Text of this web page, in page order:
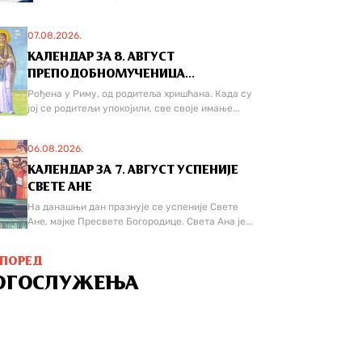
07.08.2026.
КАЛЕНДАР ЗА 8. АВГУСТ
ПРЕПОДОБНОМУЧЕНИЦА...
Рођена у Риму, од родитеља хришћана. Када су
јој се родитељи упокојили, све своје имање...
06.08.2026.
КАЛЕНДАР ЗА 7. АВГУСТ УСПЕНИЈЕ
СВЕТЕ АНЕ
На данашњи дан празнује се успеније Свете
Ане, мајке Пресвете Богородице. Света Ана је...